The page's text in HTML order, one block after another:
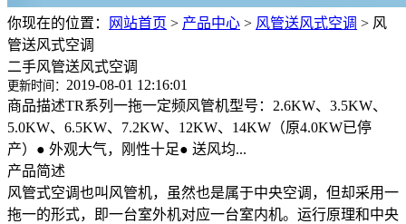
你现在的位置： 网站首页 > 产品中心 > 风管送风式空调 > 风
管送风式空调
二手风管送风式空调
更新时间： 2019-08-01 12:16:01
商品描述TR系列一拖一定频风管机型号：2.6KW、3.5KW、
5.0KW、6.5KW、7.2KW、12KW、14KW（原4.0KW已停
产）● 外观大气，刚性十足● 送风均...
产品简述
风管式空调也叫风管机，虽然也是属于中央空调，但却采用一
拖一的形式，即一台室外机对应一台室内机。运行原理和中央